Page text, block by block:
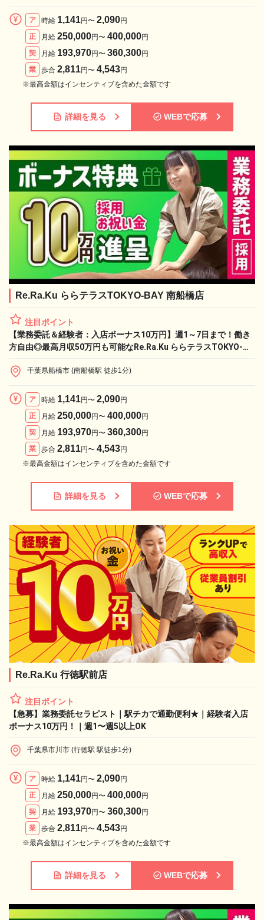
ア 時給 1,141円〜 2,090円
正
月給 250,000円〜 400,000円
契
月給 193,970円〜 360,300円
業
歩合 2,811円〜 4,543円
※最高金額はインセンティブを含めた金額です
詳細を見る WEBで応募
Re.Ra.Ku ららテラスTOKYO-BAY 南船橋店
注目ポイント
【業務委託＆経験者：入店ボーナス10万円】週1～7日まで！働き
方自由◎最高月収50万円も可能なRe.Ra.Ku ららテラスTOKYO-
千葉県船橋市 (南船橋駅 徒歩1分)
ア 時給 1,141円〜 2,090円
正
月給 250,000円〜 400,000円
契
月給 193,970円〜 360,300円
業
歩合 2,811円〜 4,543円
※最高金額はインセンティブを含めた金額です
詳細を見る WEBで応募
Re.Ra.Ku 行徳駅前店
注目ポイント
【急募】業務委託セラピスト｜駅チカで通勤便利★｜経験者入店
ボーナス10万円！｜週1〜週5以上OK
千葉県市川市 (行徳駅 駅徒歩1分)
ア 時給 1,141円〜 2,090円
正
月給 250,000円〜 400,000円
契
月給 193,970円〜 360,300円
業
歩合 2,811円〜 4,543円
※最高金額はインセンティブを含めた金額です
詳細を見る WEBで応募